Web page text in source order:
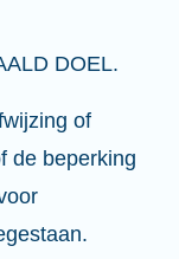
DOEL.
of
de beperking